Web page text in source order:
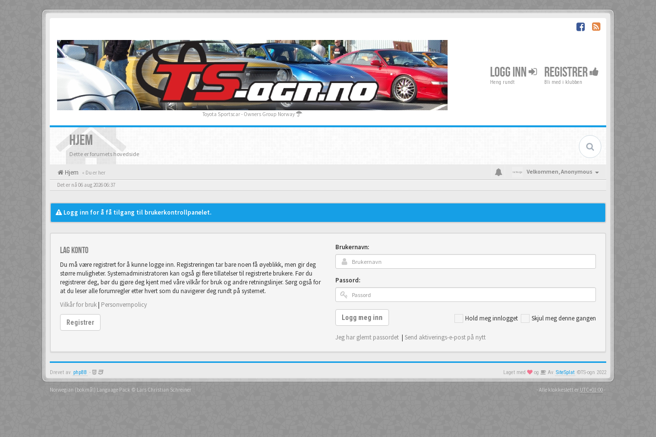
Toyota Sportscar - Owners Group Norway
LOGG INN
Heng rundt
REGISTRER
Bli med i klubben
HJEM
Dette er forumets hovedside
Hjem « Du er her Velkommen,Anonymous
Det er nå 06 aug 2026 06:37
Logg inn for å få tilgang til brukerkontrollpanelet.
Lag konto
Du må være registrert for å kunne logge inn. Registreringen tar bare noen få øyeblikk, men gir deg
større muligheter. Systemadministratoren kan også gi flere tillatelser til registrerte brukere. Før du
registrerer deg, bør du gjøre deg kjent med våre vilkår for bruk og andre retningslinjer. Sørg også for
at du leser alle forumregler etter hvert som du navigerer deg rundt på systemet.
Vilkår for bruk| Personvernpolicy
Registrer
Brukernavn:
Passord:
Hold meg innlogget Skjul meg denne gangen
Logg meg inn
Jeg har glemt passordet | Send aktiverings-e-post på nytt
Drevet av phpBB - Laget med og Av SiteSplat ©TS-ogn 2022
Norwegian (bokmål) Language Pack © Lars Christian Schreiner - Alle klokkeslett er UTC+01:00-